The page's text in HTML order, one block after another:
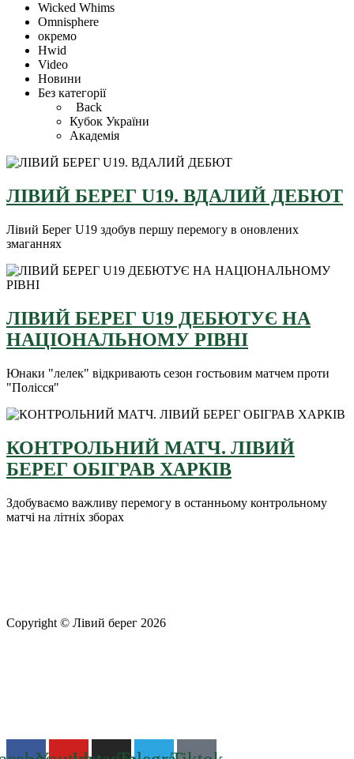
Wicked Whims
Omnisphere
окремо
Hwid
Video
Новини
Без категорії
Back
Кубок України
Академія
ЛІВИЙ БЕРЕГ U19. ВДАЛИЙ ДЕБЮТ
Лівий Берег U19 здобув першу перемогу в оновлених
змаганнях
ЛІВИЙ БЕРЕГ U19 ДЕБЮТУЄ НА
НАЦІОНАЛЬНОМУ РІВНІ
Юнаки "лелек" відкривають сезон гостьовим матчем проти
"Полісся"
КОНТРОЛЬНИЙ МАТЧ. ЛІВИЙ
БЕРЕГ ОБІГРАВ ХАРКІВ
Здобуваємо важливу перемогу в останньому контрольному
матчі на літніх зборах
Copyright © Лівий берег 2026